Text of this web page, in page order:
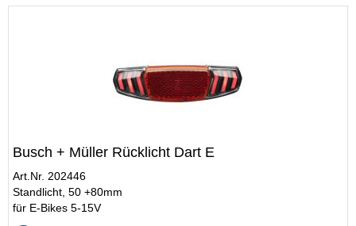
Busch + Müller Rücklicht Dart E
Art.Nr. 202446
Standlicht, 50 +80mm
für E-Bikes 5-15V